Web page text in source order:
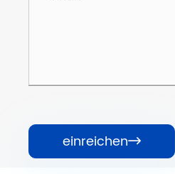
einreichen